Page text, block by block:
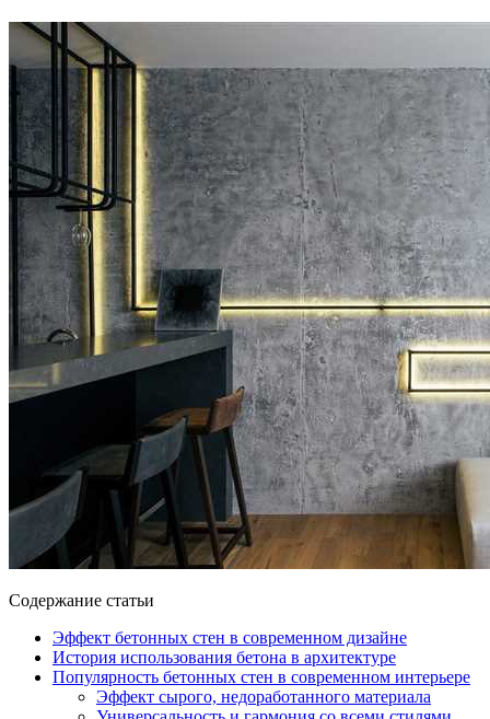
Содержание статьи
Эффект бетонных стен в современном дизайне
История использования бетона в архитектуре
Популярность бетонных стен в современном интерьере
Эффект сырого, недоработанного материала